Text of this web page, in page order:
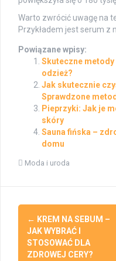
Warto zwrócić uwagę na
Przykładem jest serum z
Powiązane wpisy:
Skuteczne metody
odzież?
Jak skutecznie
Sprawdzone
Pieprzyki: Jak je
skóry
Sauna fińska –
domu
Moda i uroda
Post
navigation
← KREM NA SEBUM –
JAK WYBRAĆ I
STOSOWAĆ DLA
ZDROWEJ CERY?